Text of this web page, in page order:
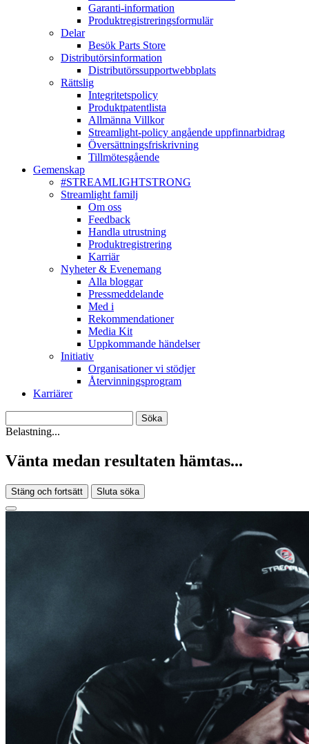
Garanti-information
Produktregistreringsformulär
Delar
Besök Parts Store
Distributörsinformation
Distributörssupportwebbplats
Rättslig
Integritetspolicy
Produktpatentlista
Allmänna Villkor
Streamlight-policy angående uppfinnarbidrag
Översättningsfriskrivning
Tillmötesgående
Gemenskap
#STREAMLIGHTSTRONG
Streamlight familj
Om oss
Feedback
Handla utrustning
Produktregistrering
Karriär
Nyheter & Evenemang
Alla bloggar
Pressmeddelande
Med i
Rekommendationer
Media Kit
Uppkommande händelser
Initiativ
Organisationer vi stödjer
Återvinningsprogram
Karriärer
Belastning...
Vänta medan resultaten hämtas...
Stäng och fortsätt Sluta söka